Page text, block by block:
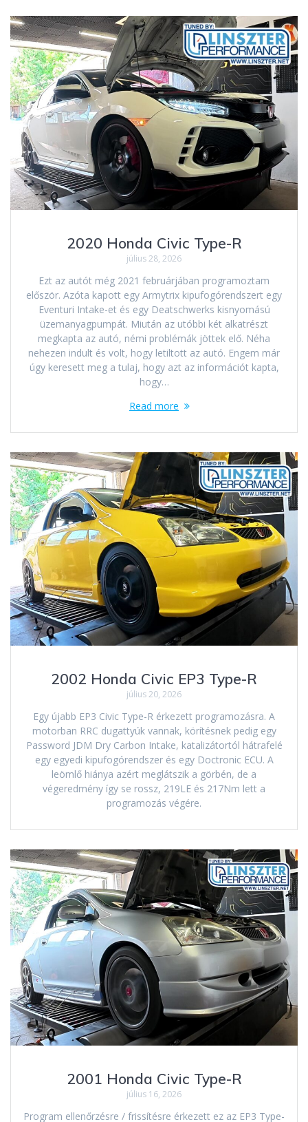
2020 Honda Civic Type-R
július 28, 2026
Ezt az autót még 2021 februárjában programoztam
először. Azóta kapott egy Armytrix kipufogórendszert egy
Eventuri Intake-et és egy Deatschwerks kisnyomású
üzemanyagpumpát. Miután az utóbbi két alkatrészt
megkapta az autó, némi problémák jöttek elő. Néha
nehezen indult és volt, hogy letiltott az autó. Engem már
úgy keresett meg a tulaj, hogy azt az információt kapta,
hogy…
Read more
2002 Honda Civic EP3 Type-R
július 20, 2026
Egy újabb EP3 Civic Type-R érkezett programozásra. A
motorban RRC dugattyúk vannak, körítésnek pedig egy
Password JDM Dry Carbon Intake, katalizátortól hátrafelé
egy egyedi kipufogórendszer és egy Doctronic ECU. A
leömlő hiánya azért meglátszik a görbén, de a
végeredmény így se rossz, 219LE és 217Nm lett a
programozás végére.
2001 Honda Civic Type-R
július 16, 2026
Program ellenőrzésre / frissítésre érkezett ez az EP3 Type-